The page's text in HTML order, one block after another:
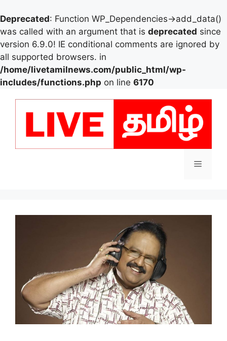
Deprecated: Function WP_Dependencies->add_data()
was called with an argument that is deprecated since
version 6.9.0! IE conditional comments are ignored by
all supported browsers. in
/home/livetamilnews.com/public_html/wp-
includes/functions.php on line 6170
Menu